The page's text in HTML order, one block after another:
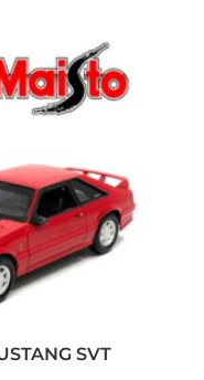
SVT